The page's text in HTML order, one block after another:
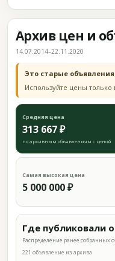
Архив цен и
14.07.2014–22.11.2020
Это старые
Используйте цены только
Средняя цена
313 667 ₽
по архивным объявлениям с ценой
Самая высокая цена
5 000 000 ₽
Где публиковали
Распределение ранее собранных
221 объявление из архива